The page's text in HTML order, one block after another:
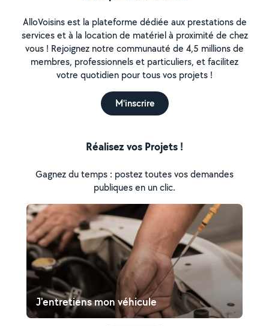
AlloVoisins est la plateforme dédiée aux prestations de
services et à la location de matériel à proximité de chez
vous ! Rejoignez notre communauté de 4,5 millions de
membres, professionnels et particuliers, et facilitez
votre quotidien pour tous vos projets !
M'inscrire
Réalisez vos Projets !
Gagnez du temps : postez toutes vos demandes
publiques en un clic.
J'entretiens mon véhicule